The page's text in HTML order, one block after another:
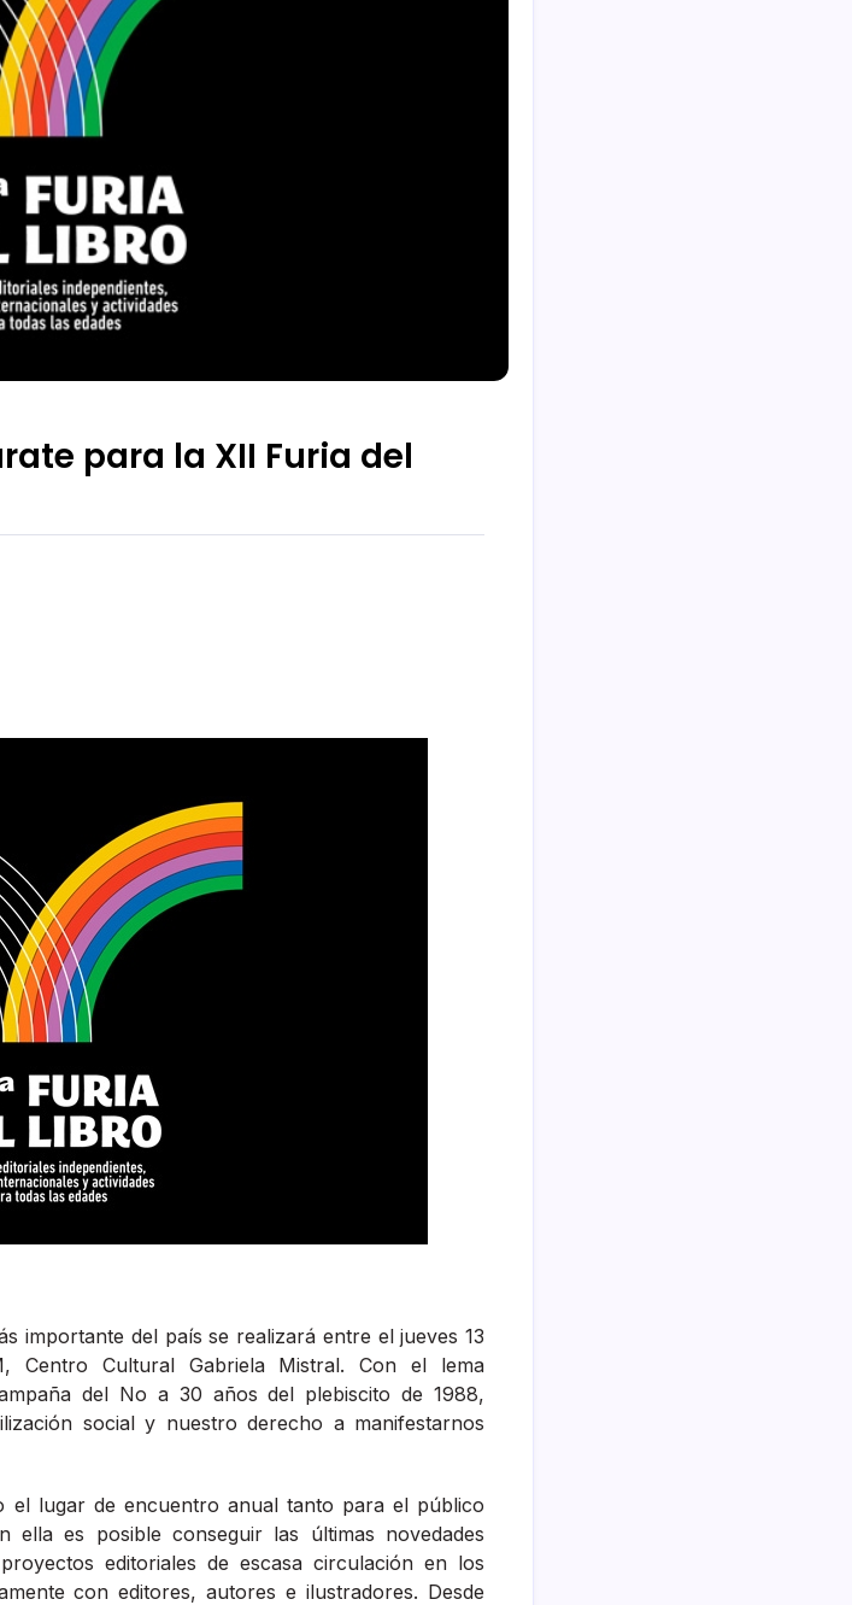
para la XII Furia del
importante del país se realizará entre el jueves 13
Centro Cultural Gabriela Mistral. Con el lema
del No a 30 años del plebiscito de 1988,
social y nuestro derecho a manifestarnos
el lugar de encuentro anual tanto para el público
ella es posible conseguir las últimas novedades
editoriales de escasa circulación en los
con editores, autores e ilustradores. Desde